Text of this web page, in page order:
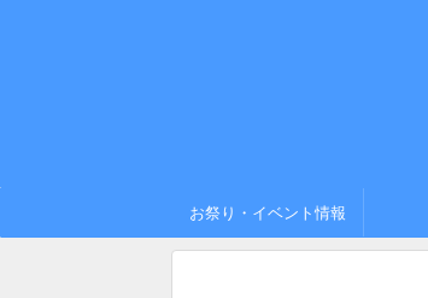
お祭り・イベント情報